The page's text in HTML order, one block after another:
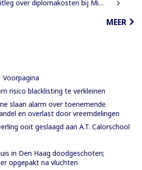
diplomakosten bij Miranda Lyceum
MEER
risico blacklisting te verkleinen
slaan alarm over toenemende
en overlast door vreemdelingen
ooit geslaagd aan A.T. Calorschool
in Den Haag doodgeschoten;
opgepakt na vluchten